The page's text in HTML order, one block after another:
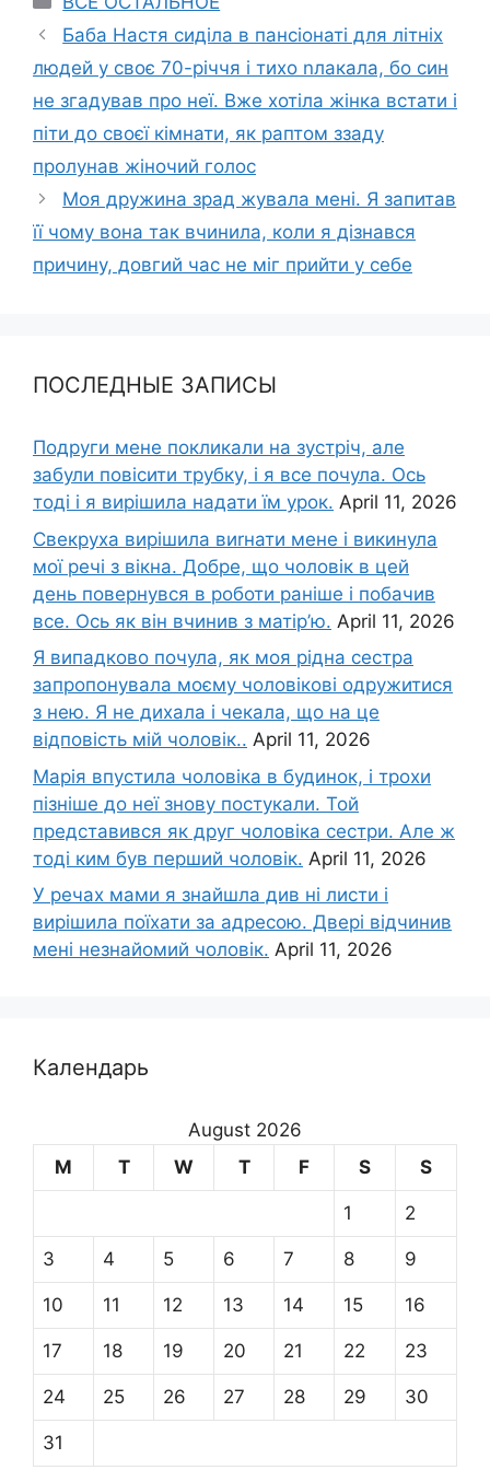
Баба Настя сиділа в пансіонаті для літніх
людей у своє 70-річчя і тихо nлакала, бо син
не згадував про неї. Вже хотіла жінка встати і
піти до своєї кімнати, як раптом ззаду
пролунав жіночий голос
Моя дружина зрад жувала мені. Я запитав
її чому вона так вчинила, коли я дізнався
причину, довгий час не міг прийти у себе
ПОСЛЕДНЫЕ ЗАПИСЫ
Подруги мене покликали на зустріч, але
забули повісити трубку, і я все почула. Ось
тоді і я вирішила надати їм урок. April 11, 2026
Свекруха вирішила виrнати мене і викинула
мої речі з вікна. Добре, що чоловік в цей
день повернувся в роботи раніше і побачив
все. Ось як він вчинив з матір’ю. April 11, 2026
Я випадково почула, як моя рідна сестра
запропонувала моєму чоловікові одружитися
з нею. Я не дихала і чекала, що на це
відповість мій чоловік.. April 11, 2026
Марія впустила чоловіка в будинок, і трохи
пізніше до неї знову постукали. Той
представився як друг чоловіка сестри. Але ж
тоді ким був перший чоловік. April 11, 2026
У речах мами я знайшла див ні листи і
вирішила поїхати за адресою. Двері відчинив
мені незнайомий чоловік. April 11, 2026
Календарь
August 2026
M
T W T F S S
1 2
3 4 5 6 7 8 9
10 11 12 13 14 15 16
17 18 19 20 21 22 23
24 25 26 27 28 29 30
31